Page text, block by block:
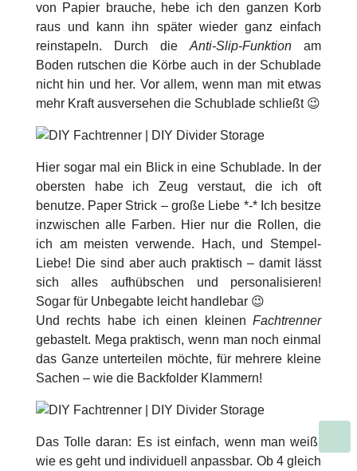
von Papier brauche, hebe ich den ganzen Korb
raus und kann ihn später wieder ganz einfach
reinstapeln. Durch dieAnti-Slip-Funktion am
Boden rutschen die Körbe auch in der Schublade
nicht hin und her. Vor allem, wenn man mit etwas
mehr Kraft ausversehen die Schublade schließt 😉
Hier sogar mal ein Blick in eine Schublade. In der
obersten habe ich Zeug verstaut, die ich oft
benutze. Paper Strick – große Liebe *-* Ich besitze
inzwischen alle Farben. Hier nur die Rollen, die
ich am meisten verwende. Hach, und Stempel-
Liebe! Die sind aber auch praktisch – damit lässt
sich alles aufhübschen und personalisieren!
Sogar für Unbegabte leicht handlebar 😉
Und rechts habe ich einen kleinenFachtrenner
gebastelt. Mega praktisch, wenn man noch einmal
das Ganze unterteilen möchte, für mehrere kleine
Sachen – wie die Backfolder Klammern!
Das Tolle daran: Es ist einfach, wenn man weiß,
wie es geht und individuell anpassbar. Ob 4 gleich